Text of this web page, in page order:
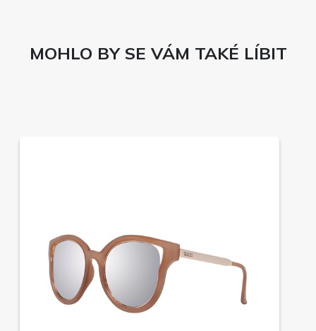
MOHLO BY SE VÁM TAKÉ LÍBIT